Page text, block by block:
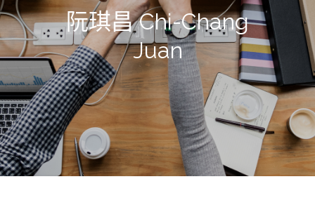
阮琪昌 Chi-Chang
Juan